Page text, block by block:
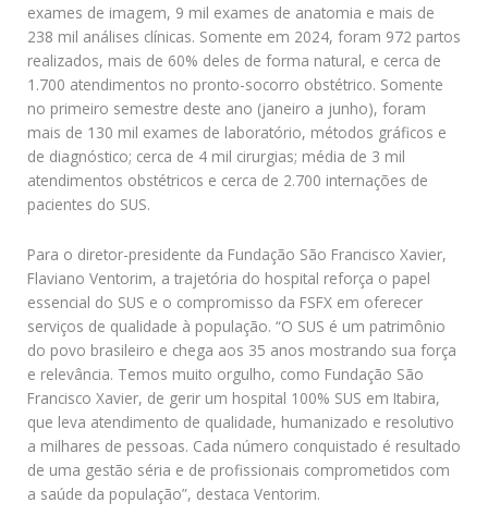
exames de imagem, 9 mil exames de anatomia e mais de
238 mil análises clínicas. Somente em 2024, foram 972 partos
realizados, mais de 60% deles de forma natural, e cerca de
1.700 atendimentos no pronto-socorro obstétrico. Somente
no primeiro semestre deste ano (janeiro a junho), foram
mais de 130 mil exames de laboratório, métodos gráficos e
de diagnóstico; cerca de 4 mil cirurgias; média de 3 mil
atendimentos obstétricos e cerca de 2.700 internações de
pacientes do SUS.
Para o diretor-presidente da Fundação São Francisco Xavier,
Flaviano Ventorim, a trajetória do hospital reforça o papel
essencial do SUS e o compromisso da FSFX em oferecer
serviços de qualidade à população. “O SUS é um patrimônio
do povo brasileiro e chega aos 35 anos mostrando sua força
e relevância. Temos muito orgulho, como Fundação São
Francisco Xavier, de gerir um hospital 100% SUS em Itabira,
que leva atendimento de qualidade, humanizado e resolutivo
a milhares de pessoas. Cada número conquistado é resultado
de uma gestão séria e de profissionais comprometidos com
a saúde da população”, destaca Ventorim.